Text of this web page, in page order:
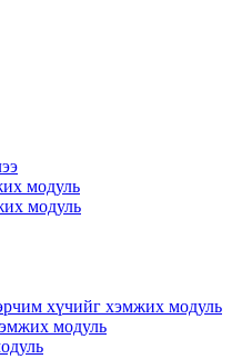
модуль
модуль
хүчийг хэмжих модуль
модуль